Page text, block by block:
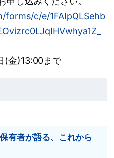
d/e/1FAIpQLSehb
(金)13:00まで
有者が語る、これから